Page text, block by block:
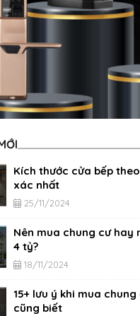
Kích thước cửa bếp
xác nhất
25/11/2024
Nên mua chung cư hay
4 tỷ?
18/11/2024
15+ lưu ý khi mua
cũng biết